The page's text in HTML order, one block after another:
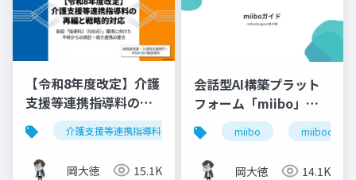
【令和8年度改定】介護
支援等連携指導料の再
編と戦略的対応｜指導
料2（500点）の要件整
理
介護支援等連携指導料 令和8年度診療報酬改定
岡大徳 15.1K
会話型AI構築プラット
フォーム「miibo」ガ
イド
miibo
岡大徳 14.1K